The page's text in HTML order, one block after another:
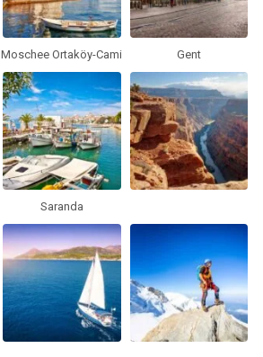
Moschee Ortaköy-Cami Gent
Saranda